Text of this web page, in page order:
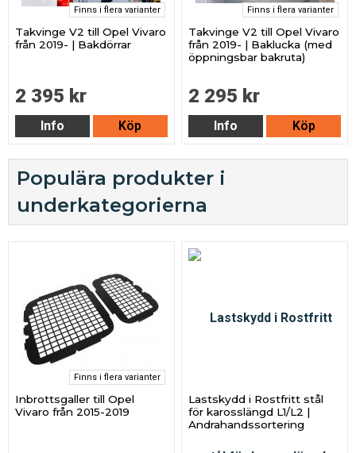
Finns i flera varianter
Takvinge V2 till Opel Vivaro
från 2019- | Bakdörrar
2 395 kr
Info Köp
Finns i flera varianter
Takvinge V2 till Opel Vivaro
från 2019- | Baklucka (med
öppningsbar bakruta)
2 295 kr
Info Köp
Populära produkter i
underkategorierna
Finns i flera varianter
Inbrottsgaller till Opel
Vivaro från 2015-2019
Lastskydd i Rostfritt stål
för karosslängd L1/L2 |
Andrahandssortering